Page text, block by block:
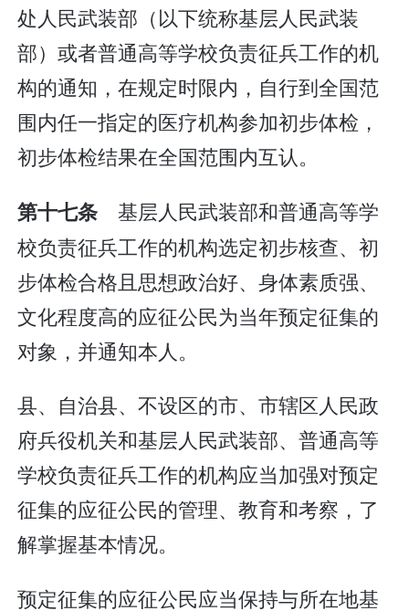
处人民武装部（以下统称基层人民武装
部）或者普通高等学校负责征兵工作的机
构的通知，在规定时限内，自行到全国范
围内任一指定的医疗机构参加初步体检，
初步体检结果在全国范围内互认。
第十七条 基层人民武装部和普通高等学
校负责征兵工作的机构选定初步核查、初
步体检合格且思想政治好、身体素质强、
文化程度高的应征公民为当年预定征集的
对象，并通知本人。
县、自治县、不设区的市、市辖区人民政
府兵役机关和基层人民武装部、普通高等
学校负责征兵工作的机构应当加强对预定
征集的应征公民的管理、教育和考察，了
解掌握基本情况。
预定征集的应征公民应当保持与所在地基